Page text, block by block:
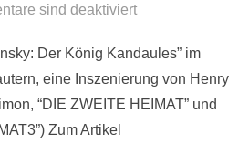
am
sind deaktiviert
Der König Kandaules” im
eine Inszenierung von Henry
“DIE ZWEITE HEIMAT” und
Zum Artikel